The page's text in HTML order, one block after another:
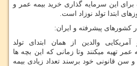
این سرمایه گذاری خرید بیمه عمر و
ابتدا تولد نوزاد است.
کشورهای پیشرفته و ایران:
والدین از همان ابتدای تولد
عمر تهیه میکنند وتا زمانی که این بچه ها
سن قانونی خود برسند تعداد زیادی بیمه